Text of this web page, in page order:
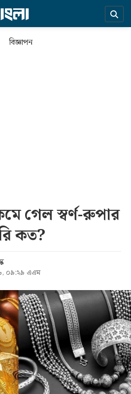
বিজ্ঞাপন
গেল স্বর্ণ-রুপার
কত?
০৯:২৯ এএম